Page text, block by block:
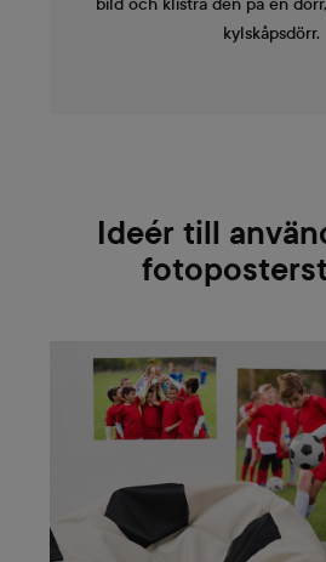
kylskåpsdörr.
Ideér till